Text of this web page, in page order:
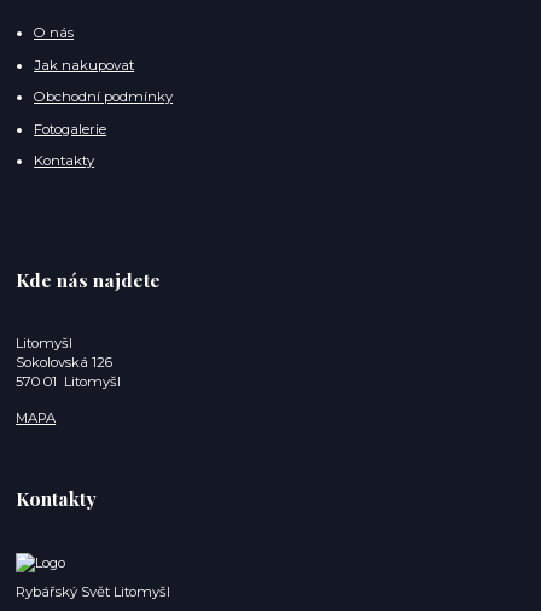
O nás
Jak nakupovat
Obchodní podmínky
Fotogalerie
Kontakty
Kde nás najdete
Litomyšl
Sokolovská 126
570 01 Litomyšl
MAPA
Kontakty
Rybářský Svět Litomyšl